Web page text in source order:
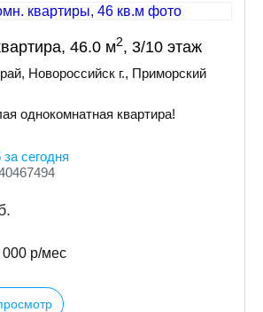
46.0 м2, 3/10 этаж
Новороссийск г., Приморский
однокомнатная квартира!
сегодня
000 р/мес